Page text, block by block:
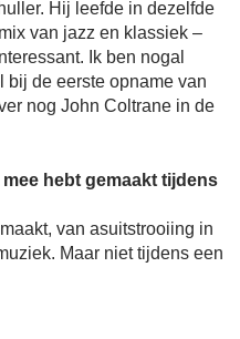
Hij leefde in dezelfde
van jazz en klassiek –
Ik ben nogal
bij de eerste opname van
nog John Coltrane in de
hebt gemaakt tijdens
van asuitstrooiing in
Maar niet tijdens een